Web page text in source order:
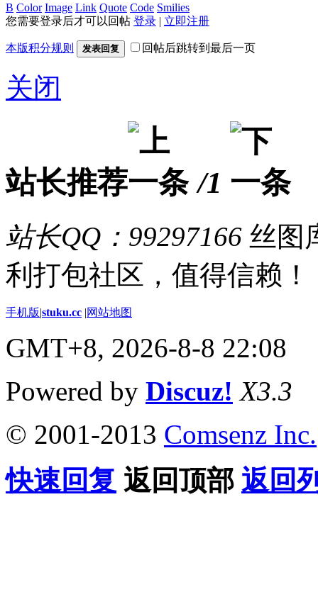
B Color Image Link Quote Code Smilies
您需要登录后才可以回帖 登录 | 立即注册
本版积分规则 发表回复 回帖后跳转到最后一页
关闭
站长推荐 /1
站长QQ：99297166 丝图
利打包社区，值得信赖！
手机版|stuku.cc |网站地图
GMT+8, 2026-8-8 22:08
Powered by Discuz! X3.3
© 2001-2013 Comsenz Inc.
快速回复 返回顶部 返回